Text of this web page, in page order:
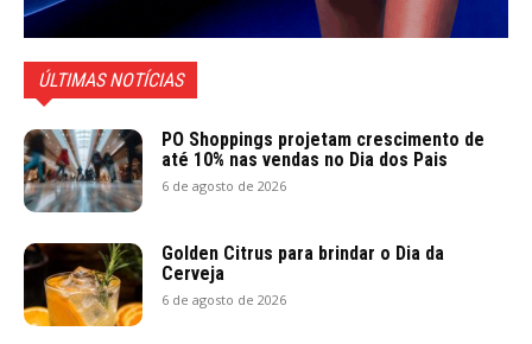
ÚLTIMAS NOTÍCIAS
PO Shoppings projetam crescimento de
até 10% nas vendas no Dia dos Pais
6 de agosto de 2026
Golden Citrus para brindar o Dia da
Cerveja
6 de agosto de 2026